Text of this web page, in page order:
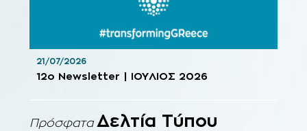
12o Newsletter | ΙΟΥΛΙΟΣ 2026
21/07/2026
Πρόσφατα Δελτία Τύπου